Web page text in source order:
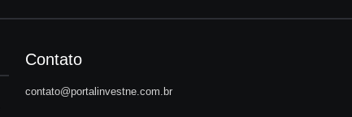
Contato
contato@portalinvestne.com.br